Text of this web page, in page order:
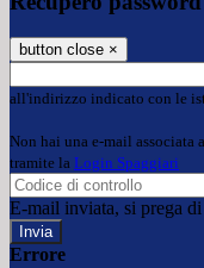
button close ×
all'indirizzo indicato con le
Non hai una e-mail associata
tramite la Login Spaggiari
E-mail inviata, si prega
Errore